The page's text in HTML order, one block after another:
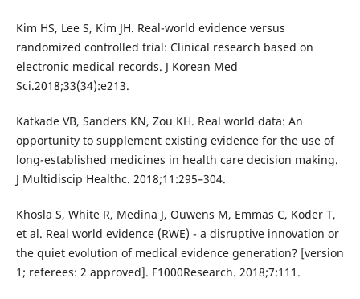
Kim HS, Lee S, Kim JH. Real-world evidence versus
randomized controlled trial: Clinical research based on
electronic medical records. J Korean Med
Sci.2018;33(34):e213.
Katkade VB, Sanders KN, Zou KH. Real world data: An
opportunity to supplement existing evidence for the use of
long-established medicines in health care decision making.
J Multidiscip Healthc. 2018;11:295–304.
Khosla S, White R, Medina J, Ouwens M, Emmas C, Koder T,
et al. Real world evidence (RWE) - a disruptive innovation or
the quiet evolution of medical evidence generation? [version
1; referees: 2 approved]. F1000Research. 2018;7:111.